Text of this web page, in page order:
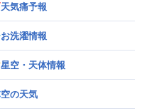
天気痛予報
お洗濯情報
星空・天体情報
空の天気